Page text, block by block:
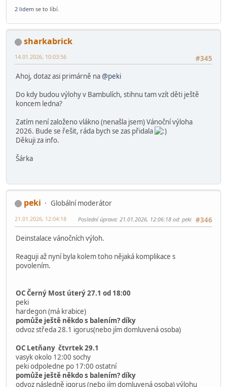
Dobry den pane Pekarek,
dneska jeste jedna zprava.
Chtela jsem vam za cely nas tym podekovat za letosni vylohu. Je
naprosto paradni ! Ma to krasnou vanocni atmosferu a verim,
ze udela usmev na tvari nejenom detem!
preji hezky den,
Iva
2 lidem se to líbí.
sharkabrick
Ahoj, dotaz asi primárně na@peki
Do kdy budou výlohy v Bambulích, stihnu tam vzít děti ještě
koncem ledna?
Zatím není založeno vlákno (nenašla jsem) Vánoční výloha
2026. Bude se řešit, ráda bych se zas přidala
Děkuji za info.
Šárka
peki
Globální moderátor
21.01.2026, 12:04:18 Poslední úprava: 21.01.2026, 12:06:18 od: peki
Deinstalace vánočních výloh.
Reaguji až nyní byla kolem toho nějaká komplikace s
povolením.